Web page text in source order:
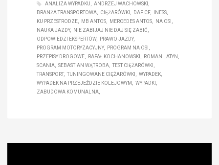
ANALIZA WYPADKU
ANDRZEJ WACHOWSKI
BRANŻA TRANSPORTOWA
CIĘŻARÓWKI DAF CF
INESS
KU PRZESTRODZE
MB ANTOS MERCEDES ANTOS
NA OSI
NAUKA JAZDY
NIE ZABIJAJ NIE DAJ SIĘ ZABIĆ
ODPOWIEDZI EKSPERTÓW
PRAWO JAZDY
PROGRAM MOTORYZACYJNY
PROGRAM NA OSI
PRZEPISY DROGOWE
RAFAŁ KOCHANOWSKI
ROMAN LATYN
SCANIA
SEBASTIAN WĄTROBA
TEST CIĘŻARÓWKI
TRANSPORT
TUNINGOWANE CIĘŻARÓWKI
WYPADEK
WYPADEK NA PRZEJEŹDZIE KOLEJOWYM
WYPADKI
ZABUDOWA KOMUNALNA